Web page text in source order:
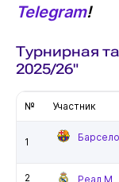
Telegram!
Турнирная
2025/26"
№ Участник
1
2 Реал М